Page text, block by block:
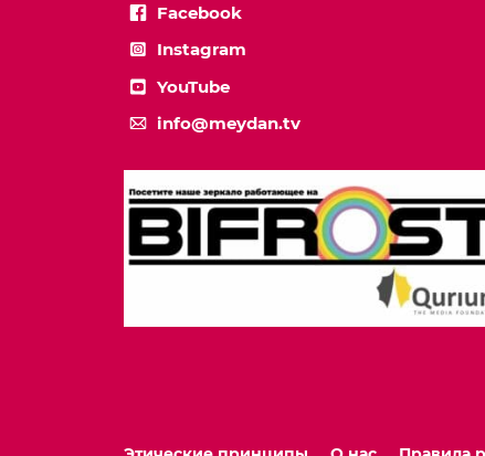
Facebook
Instagram
YouTube
info@meydan.tv